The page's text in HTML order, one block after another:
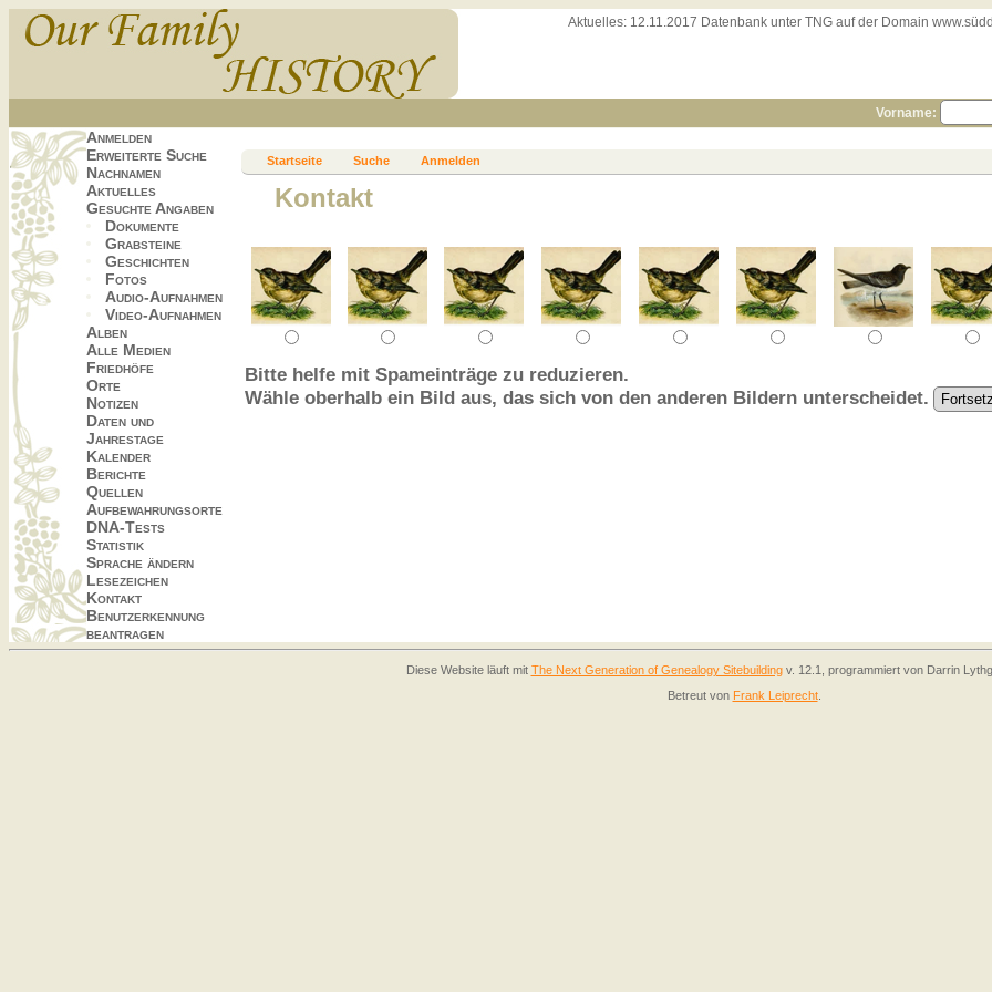
Aktuelles: 12.11.2017 Datenbank unter TNG auf der Domain
Vorname:
Anmelden
Erweiterte Suche
Nachnamen
Aktuelles
Gesuchte Angaben
Dokumente
Grabsteine
Geschichten
Fotos
Audio-Aufnahmen
Video-Aufnahmen
Alben
Alle Medien
Friedhöfe
Orte
Notizen
Daten und
Jahrestage
Kalender
Berichte
Quellen
Aufbewahrungsorte
DNA-Tests
Statistik
Sprache ändern
Lesezeichen
Kontakt
Benutzerkennung
beantragen
Startseite Suche Anmelden
Kontakt
Bitte helfe mit Spameinträge zu reduzieren.
Wähle oberhalb ein Bild aus, das sich von den anderen Bildern unterscheidet.
Diese Website läuft mit The Next Generation of Genealogy Sitebuildingv. 12.1, programmiert von Darrin
Betreut von Frank Leiprecht.